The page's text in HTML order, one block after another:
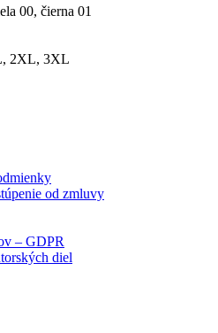
00, čierna 01
2XL, 3XL
od zmluvy
– GDPR
diel